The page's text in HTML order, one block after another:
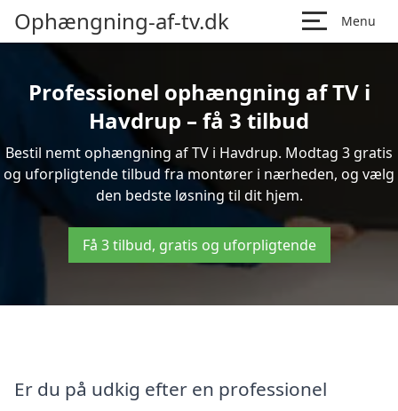
Ophængning-af-tv.dk Menu
Professionel ophængning af TV i
Havdrup – få 3 tilbud
Bestil nemt ophængning af TV i Havdrup. Modtag 3 gratis
og uforpligtende tilbud fra montører i nærheden, og vælg
den bedste løsning til dit hjem.
Få 3 tilbud, gratis og uforpligtende
Er du på udkig efter en professionel